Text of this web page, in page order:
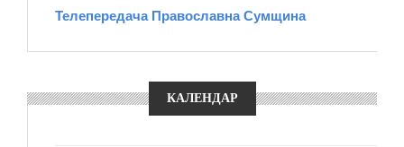
Телепередача Православна Сумщина
КАЛЕНДАР